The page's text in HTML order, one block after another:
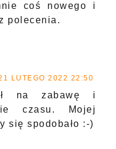
coś nowego i
polecenia.
LUTEGO 2022 22:50
na zabawę i
czasu. Mojej
się spodobało :-)